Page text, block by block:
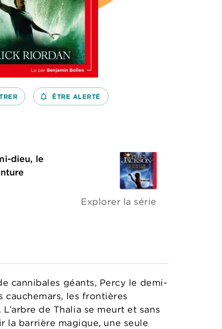
notifications_none_outlined
ÊTRE ALERTÉ
dieu, le
Explorer la série
cannibales géants, Percy le demi-
les frontières
de Thalia se meurt et sans
la barrière magique, une seule